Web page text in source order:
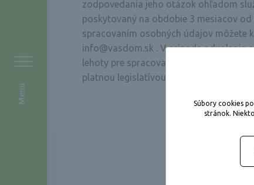
zodpovedania jeho otázok ohľadom
poskytovaný na obdobie 3 mesiacov
spracovaním osobných údajov môžete
info@vasdom.sk . V prípade odvolania
lehoty pre spracovanie budú tieto
platnou legislatívou, pokiaľ sa subjekt
Súbory cookies
stránok.